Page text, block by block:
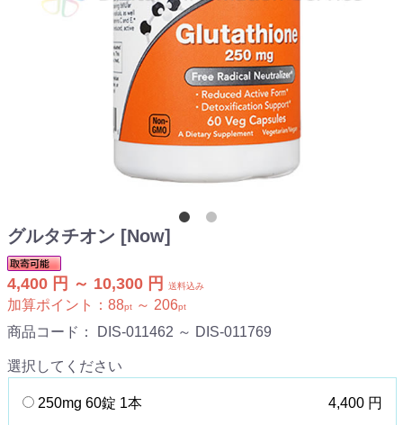
グルタチオン [Now]
4,400 円 ～ 10,300 円 送料込み
加算ポイント： 88pt ～ 206pt
商品コード： DIS-011462 ～ DIS-011769
選択してください
250mg 60錠 1本 4,400 円